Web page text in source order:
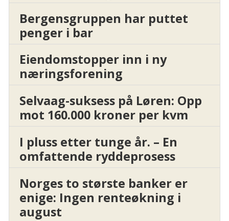
Bergensgruppen har puttet
penger i bar
Eiendomstopper inn i ny
næringsforening
Selvaag-suksess på Løren: Opp
mot 160.000 kroner per kvm
I pluss etter tunge år. – En
omfattende ryddeprosess
Norges to største banker er
enige: Ingen renteøkning i
august